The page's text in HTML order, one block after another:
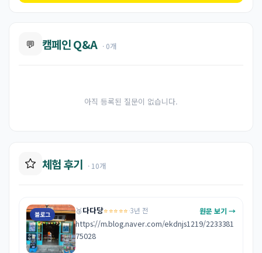
💬 캠페인 Q&A · 0개
아직 등록된 질문이 없습니다.
체험 후기 · 10개
블로그 🥉다다당⭐⭐⭐⭐⭐·3년 전 원문 보기 →
https://m.blog.naver.com/ekdnjs1219/2233381
75028